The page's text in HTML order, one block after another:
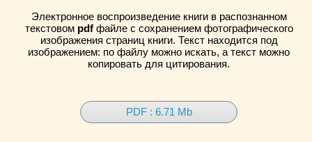
Электронное воспроизведение книги в распознанном
текстовом pdfфайле с сохранением фотографического
изображения страниц книги. Текст находится под
изображением: по файлу можно искать, а текст можно
копировать для цитирования.
PDF : 6.71 Mb